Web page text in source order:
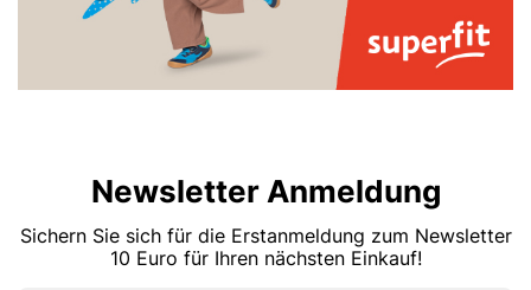
Newsletter Anmeldung
Sichern Sie sich für die Erstanmeldung zum Newsletter
10 Euro für Ihren nächsten Einkauf!